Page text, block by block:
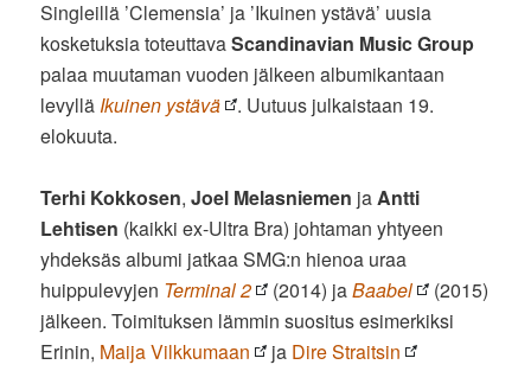
Singleillä ’Clemensia’ ja ’Ikuinen ystävä’ uusia
kosketuksia toteuttavaScandinavian Music Group
palaa muutaman vuoden jälkeen albumikantaan
levyllä Ikuinen ystävä
. Uutuus julkaistaan 19.
elokuuta.
Terhi Kokkosen,Joel Melasniemen ja Antti
Lehtisen (kaikki ex-Ultra Bra) johtaman yhtyeen
yhdeksäs albumi jatkaa SMG:n hienoa uraa
huippulevyjen Terminal 2 (2014) jaBaabel
(2015)
jälkeen. Toimituksen lämmin suositus esimerkiksi
Erinin, Maija Vilkkumaan ja Dire Straitsin